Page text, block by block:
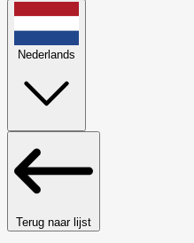
Nederlands
Terug naar lijst